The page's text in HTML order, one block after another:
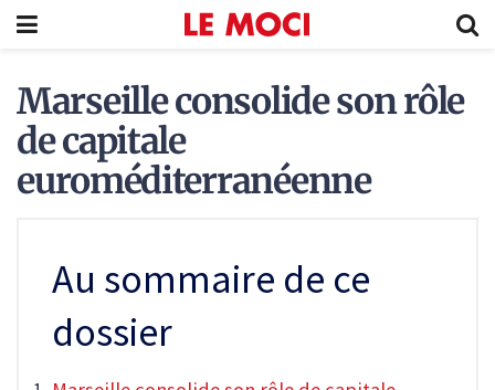
Marseille consolide son rôle
de capitale
euroméditerranéenne
Au sommaire de ce
dossier